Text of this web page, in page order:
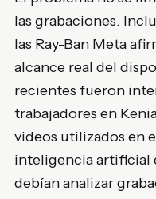
las grabaciones.
las Ray-Ban Meta
alcance real del
recientes fueron
trabajadores en
videos utilizados en
inteligencia artificial
debían analizar